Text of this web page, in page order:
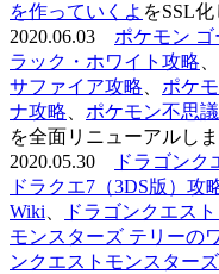
を作っていくよ をSSL化
2020.06.03 ポケモン
ラック・ホワイト攻略
サファイア攻略
ポケ
ナ攻略
ポケモン不思
を全面リニューアルしま
2020.05.30
ドラゴンク
ドラクエ7（3DS版）攻
Wiki
ドラゴンクエス
モンスターズ テリーの
ンクエストモンスター